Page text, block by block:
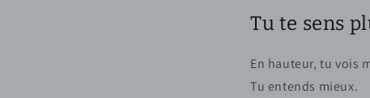
Tu te sens
En hauteur, tu vois
Tu entends mieux.